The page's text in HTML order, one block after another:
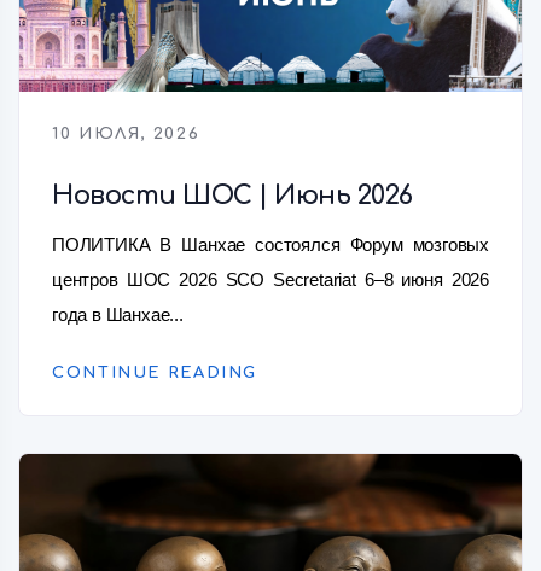
10 ИЮЛЯ, 2026
Новости ШОС | Июнь 2026
ПОЛИТИКА В Шанхае состоялся Форум мозговых
центров ШОС 2026 SCO Secretariat 6–8 июня 2026
года в Шанхае...
CONTINUE READING